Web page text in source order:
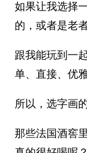
如果让我选择
的，或者是老
跟我能玩到一
单、直接、优雅
所以，选字画
那些法国酒窖